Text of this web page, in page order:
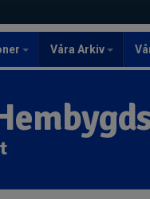
Våra Arkiv